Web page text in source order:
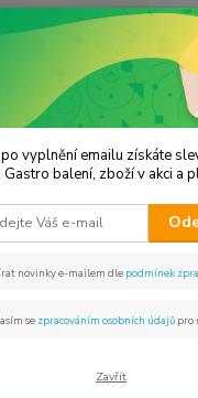
Rámeček - srnky 1 ks.
- srnky 1 ks.
vyplnění emailu získáte
balení, zboží v akci a
novinky e-mailem dle podmínek
se zpracováním osobních údajů pro
Zavřít